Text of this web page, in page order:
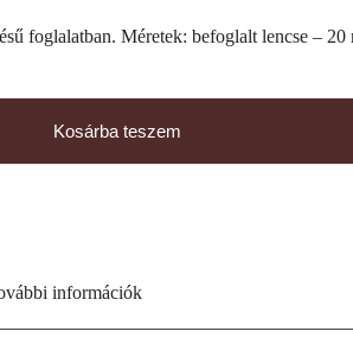
foglalatban. Méretek: befoglalt lencse –
Kosárba teszem
információk